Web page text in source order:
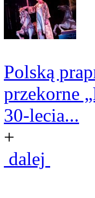
Polską
przekorne
30-lecia...
+
dalej